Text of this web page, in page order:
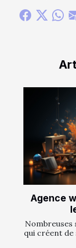
Agence
Nombreuses
qui créent